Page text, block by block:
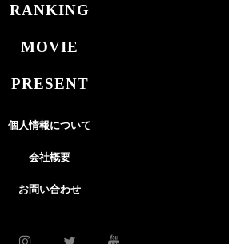
RANKING
MOVIE
PRESENT
個人情報について
会社概要
お問い合わせ